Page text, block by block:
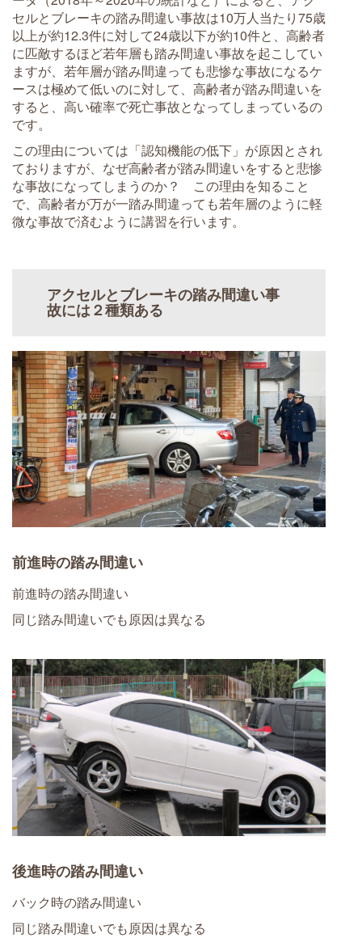
セルとブレーキの踏み間違い事故は10万人当たり75歳
以上が約12.3件に対して24歳以下が約10件と、高齢者
に匹敵するほど若年層も踏み間違い事故を起こしてい
ますが、若年層が踏み間違っても悲惨な事故になるケ
ースは極めて低いのに対して、高齢者が踏み間違いを
すると、高い確率で死亡事故となってしまっているの
です。
この理由については「認知機能の低下」が原因とされ
ておりますが、なぜ高齢者が踏み間違いをすると悲惨
な事故になってしまうのか？ この理由を知ること
で、高齢者が万が一踏み間違っても若年層のように軽
微な事故で済むように講習を行います。
アクセルとブレーキの踏み間違い事
故には２種類ある
前進時の踏み間違い
前進時の踏み間違い
同じ踏み間違いでも原因は異なる
後進時の踏み間違い
バック時の踏み間違い
同じ踏み間違いでも原因は異なる